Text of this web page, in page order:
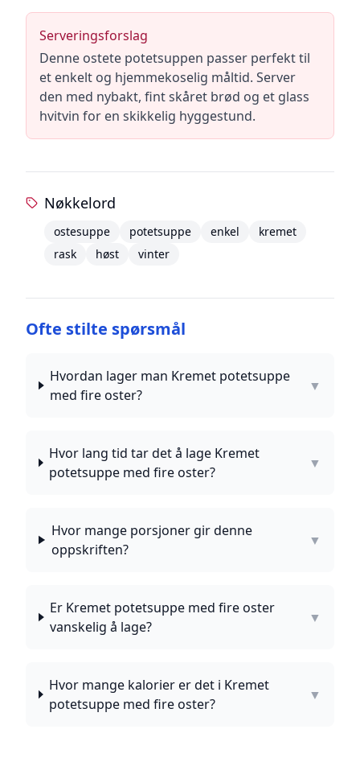
Serveringsforslag
Denne ostete potetsuppen passer perfekt til
et enkelt og hjemmekoselig måltid. Server
den med nybakt, fint skåret brød og et glass
hvitvin for en skikkelig hyggestund.
Nøkkelord
ostesuppe potetsuppe enkel
kremet
rask
høst vinter
Ofte stilte spørsmål
Hvordan lager man Kremet potetsuppe
med fire oster?
▼
Hvor lang tid tar det å lage Kremet
potetsuppe med fire oster?
▼
Hvor mange porsjoner gir denne
oppskriften?
▼
Er Kremet potetsuppe med fire oster
vanskelig å lage?
▼
Hvor mange kalorier er det i Kremet
potetsuppe med fire oster?
▼